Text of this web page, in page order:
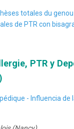
totales du
de PTR con
PTR y
- Influencia